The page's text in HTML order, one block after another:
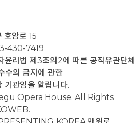
호암로 15
430-7419
윤리법 제3조의2에 따른 공직유관단체
수의 금지에 관한
기관임을 알립니다.
Opera House. All Rights